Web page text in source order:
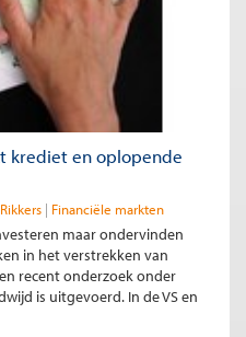
krediet en oplopende
Financiële markten
maar ondervinden
in het verstrekken van
recent onderzoek onder
is uitgevoerd. In de VS en